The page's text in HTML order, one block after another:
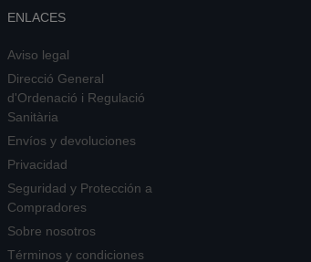
ENLACES
Aviso legal
Direcció General
d'Ordenació i Regulació
Sanitària
Envíos y devoluciones
Privacidad
Seguridad y Protección a
Compradores
Sobre nosotros
Términos y condiciones